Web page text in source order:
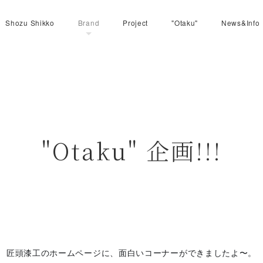
Shozu Shikko Brand Project "Otaku" News&Info
"Otaku" 企画!!!
匠頭漆工のホームページに、 面白いコーナーができましたよ〜。